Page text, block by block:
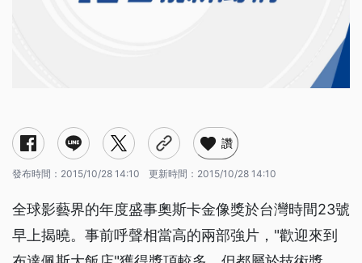
讚
發布時間： 2015/10/28 14:10 更新時間： 2015/10/28 14:10
全球影藝界的年度盛事奧斯卡金像獎於台灣時間23號
早上揭曉。事前呼聲相當高的兩部強片，"歡迎來到